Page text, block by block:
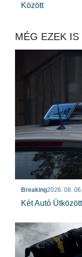
Között
MÉG EZEK IS
Breaking2026. 08. 06.
Két Autó